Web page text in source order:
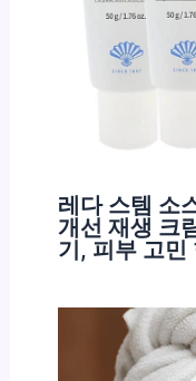
레다 스템 소
개선 재생 크
기, 피부 고민